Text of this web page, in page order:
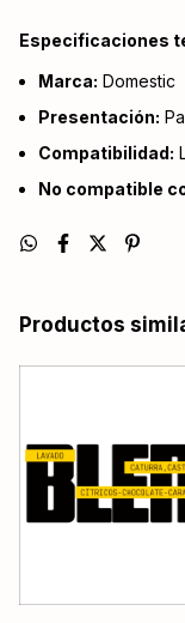
Especificaciones
Marca: Domestic
Presentación:
Compatibilidad:
No compatible
Productos